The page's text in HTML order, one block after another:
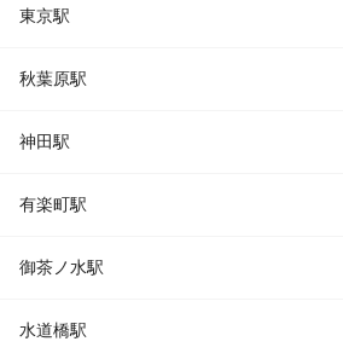
東京駅
秋葉原駅
神田駅
有楽町駅
御茶ノ水駅
水道橋駅